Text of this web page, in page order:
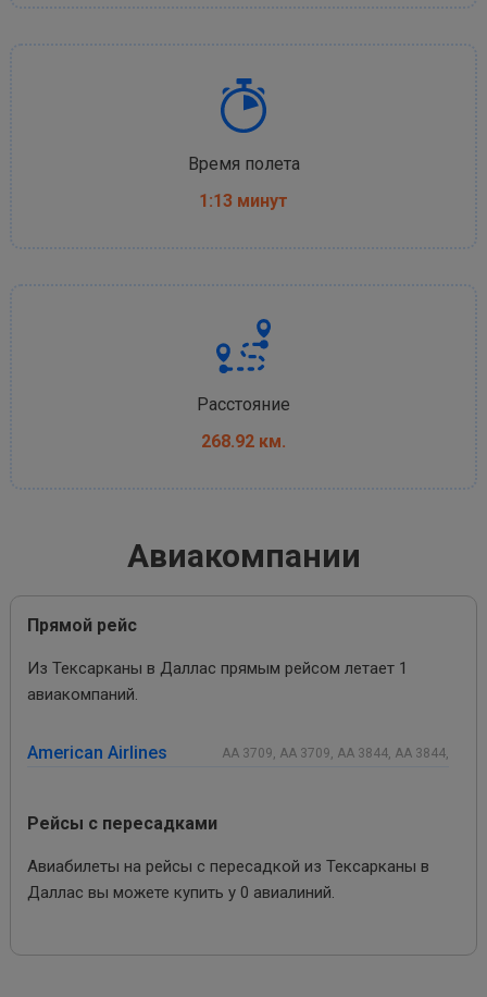
Время полета
1:13 минут
Расстояние
268.92 км.
Авиакомпании
Прямой рейс
Из Тексарканы в Даллас прямым рейсом летает 1
авиакомпаний.
American Airlines AA 3709, AA 3709, AA 3844, AA 3844,
Рейсы с пересадками
Авиабилеты на рейсы с пересадкой из Тексарканы в
Даллас вы можете купить у 0 авиалиний.